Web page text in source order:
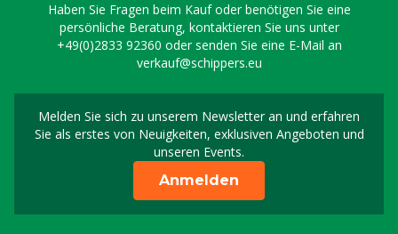
Haben Sie Fragen beim Kauf oder benötigen Sie eine
persönliche Beratung, kontaktieren Sie uns unter
+49(0)2833 92360 oder senden Sie eine E-Mail an
verkauf@schippers.eu
Melden Sie sich zu unserem Newsletter an und erfahren
Sie als erstes von Neuigkeiten, exklusiven Angeboten und
unseren Events.
Melden Sie sich für
Anmelden